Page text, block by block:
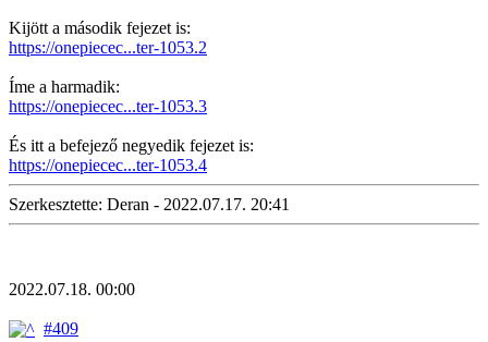
Kijött a második fejezet is:
https://onepiecec...ter-1053.2
Íme a harmadik:
https://onepiecec...ter-1053.3
És itt a befejező negyedik fejezet is:
https://onepiecec...ter-1053.4
Szerkesztette: Deran - 2022.07.17. 20:41
2022.07.18. 00:00
#409